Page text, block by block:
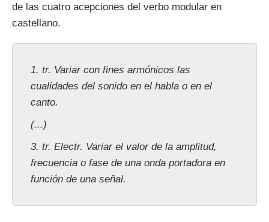
de las cuatro acepciones del verbo modular en
castellano.
1. tr. Variar con fines armónicos las
cualidades del sonido en el habla o en el
canto.
(...)
3. tr. Electr. Variar el valor de la amplitud,
frecuencia o fase de una onda portadora en
función de una señal.